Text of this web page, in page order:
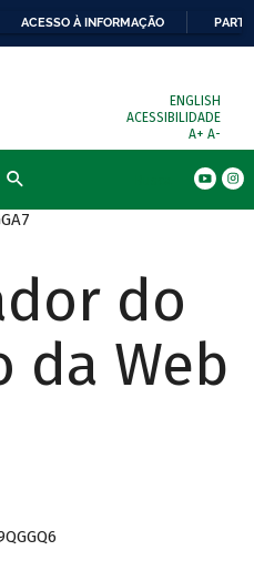
ACESSO À INFORMAÇÃO
ENGLISH
ACESSIBILIDADE
A+ A-
do
da Web